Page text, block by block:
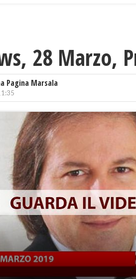
28 Marzo,
Pagina Marsala